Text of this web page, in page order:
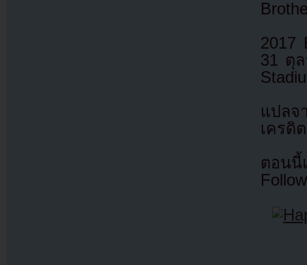
2017
31 ตุ
แปล
เครดิ
ตอนนี้